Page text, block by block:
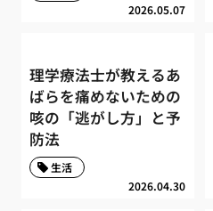
2026.05.07
理学療法士が教えるあ
ばらを痛めないための
咳の「逃がし方」と予
防法
2026.04.30
生活